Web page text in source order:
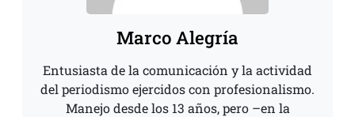
Marco Alegría
Entusiasta de la comunicación y la actividad
del periodismo ejercidos con profesionalismo.
Manejo desde los 13 años, pero –en la